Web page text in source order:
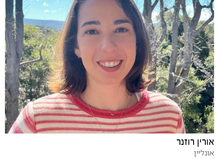
אורין רוזנר
אונליין